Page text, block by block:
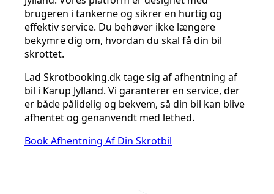
brugeren i tankerne og sikrer en hurtig og
effektiv service. Du behøver ikke længere
bekymre dig om, hvordan du skal få din bil
skrottet.
Lad Skrotbooking.dk tage sig af afhentning af
bil i Karup Jylland. Vi garanterer en service, der
er både pålidelig og bekvem, så din bil kan blive
afhentet og genanvendt med lethed.
Book Afhentning Af Din Skrotbil